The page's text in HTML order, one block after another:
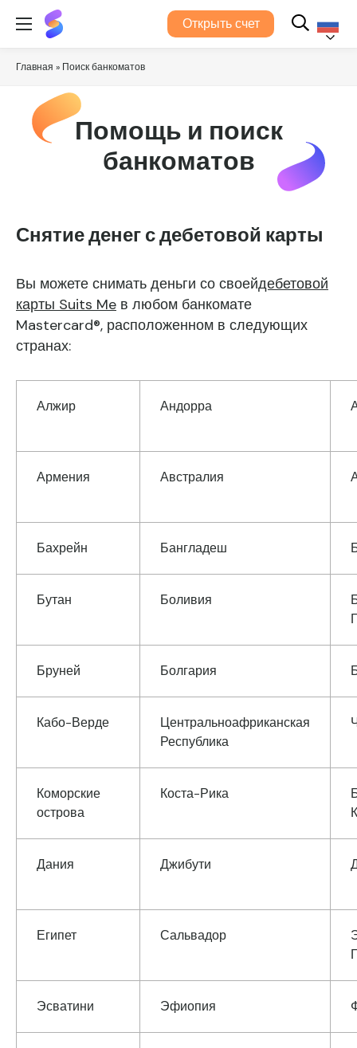
Suits
Me® Открыть счет
Главная » Поиск банкоматов
Помощь и поиск
банкоматов
Снятие денег с дебетовой карты
Вы можете снимать деньги со своейдебетовой
карты Suits Me в любом банкомате
Mastercard®, расположенном в следующих
странах:
Алжир Андорра
Армения Австралия
Бахрейн Бангладеш
Бутан Боливия
Бруней Болгария
Кабо-Верде
Центральноафриканская
Республика
Коморские
острова
Коста-Рика
Дания Джибути
Египет Сальвадор
Эсватини Эфиопия